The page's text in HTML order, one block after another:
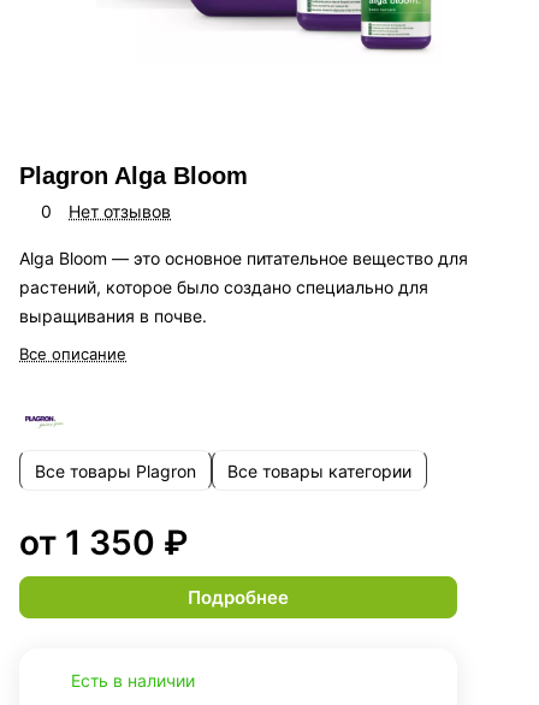
Plagron Alga Bloom
0 Нет отзывов
Alga Bloom — это основное питательное вещество для
растений, которое было создано специально для
выращивания в почве.
Все описание
Все товары Plagron Все товары категории
от 1 350 ₽
Подробнее
Есть в наличии